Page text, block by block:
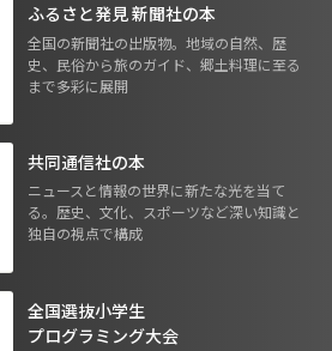
ふるさと発見 新聞社の本
全国の新聞社の出版物。地域の自然、歴
史、民俗から旅のガイド、郷土料理に至る
まで多彩に展開
共同通信社の本
ニュースと情報の世界に新たな光を当て
る。歴史、文化、スポーツなど深い知識と
独自の視点で構成
全国選抜小学生
プログラミング大会